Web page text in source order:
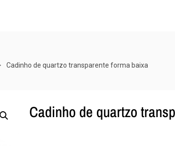
Cadinho de quartzo transparente forma baixa
Cadinho de quartzo